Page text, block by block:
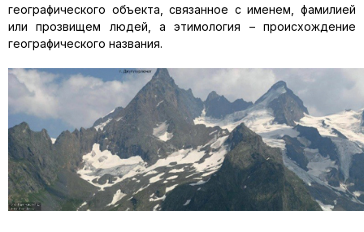
географического объекта, связанное с именем, фамилией
или прозвищем людей, а этимология – происхождение
географического названия.